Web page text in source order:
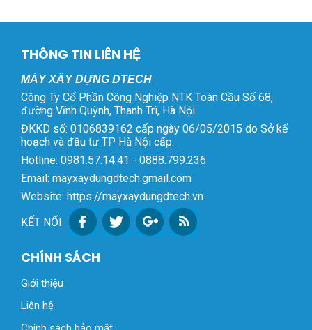
THÔNG TIN LIÊN HỆ
MÁY XÂY DỰNG DTECH
Công Ty Cổ Phần Công Nghiệp NTK Toàn Cầu Số 68,
đường Vĩnh Quỳnh, Thanh Trì, Hà Nội
ĐKKD số: 0106839162 cấp ngày 06/05/2015 do Sở kế
hoạch và đầu tư TP Hà Nội cấp.
Hotline: 0981.57.14.41 - 0888.799.236
Email: mayxaydungdtech.gmail.com
Website: https://mayxaydungdtech.vn
KẾT NỐI
CHÍNH SÁCH
Giới thiệu
Liên hệ